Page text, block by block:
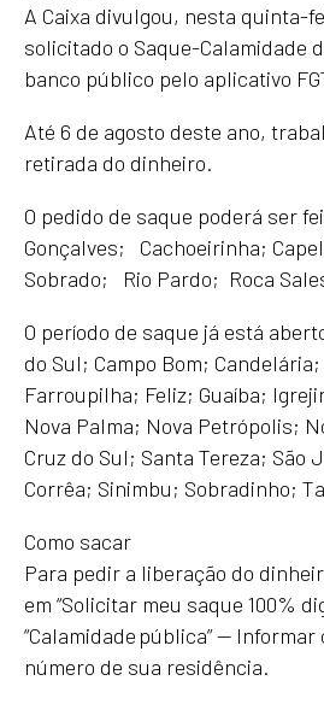
A Caixa divulgou, nesta quinta-
solicitado o Saque-Calamidade
banco público pelo aplicativo
Até 6 de agosto deste ano,
retirada do dinheiro.
O pedido de saque poderá ser
Gonçalves; Cachoeirinha;
Sobrado; Rio Pardo; Roca
O período de saque já está
do Sul; Campo Bom;
Farroupilha; Feliz; Guaíba;
Nova Palma; Nova Petrópolis;
Cruz do Sul; Santa Tereza; São
Corrêa; Sinimbu; Sobradinho;
Como sacar
Para pedir a liberação do
em “Solicitar meu saque 100%
“Calamidade pública” —
número de sua residência.